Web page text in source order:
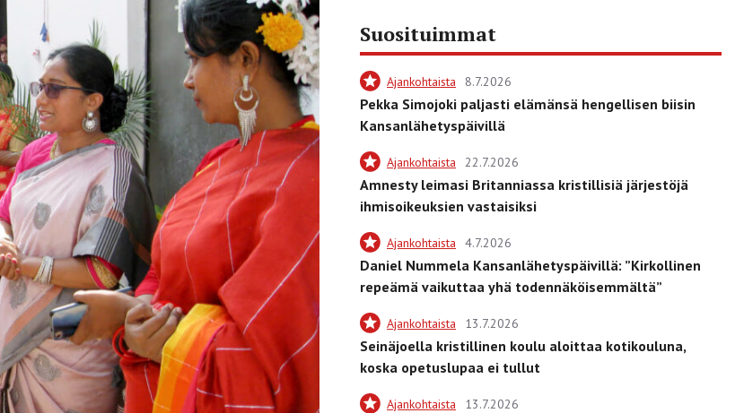
Suosituimmat
Ajankohtaista 8.7.2026
Pekka Simojoki paljasti elämänsä hengellisen biisin
Kansanlähetyspäivillä
Ajankohtaista 22.7.2026
Amnesty leimasi Britanniassa kristillisiä järjestöjä
ihmisoikeuksien vastaisiksi
Ajankohtaista 4.7.2026
Daniel Nummela Kansanlähetyspäivillä: ”Kirkollinen
repeämä vaikuttaa yhä todennäköisemmältä”
Ajankohtaista 13.7.2026
Seinäjoella kristillinen koulu aloittaa kotikouluna,
koska opetuslupaa ei tullut
Ajankohtaista 13.7.2026